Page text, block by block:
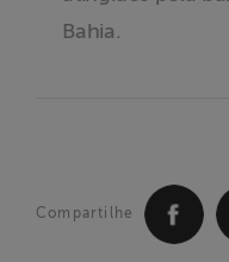
Fale Conosco
Bahia.
Compartilhe